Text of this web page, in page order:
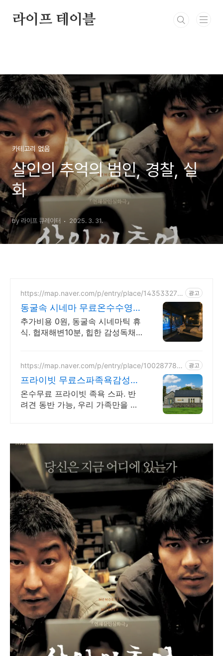
라이프 테이블
카테고리 없음
살인의 추억의 범인, 경찰, 실
화
by 라이프 큐레이터 2025. 3. 31.
https://map.naver.com/p/entry/place/143533273
광고
동굴속 시네마 무료온수수영장
독특하고 아늑한 나만의아지트
추가비용 0원, 동굴속 시네마틱 휴
식. 협재해변10분, 힙한 감성독채,
못할 태교여행&커플여행의 완성
https://map.naver.com/p/entry/place/100287782
광고
프라이빗 무료스파족욕감성숙
소 제주 돌담감성, 반려견 환영
온수무료 프라이빗 족욕 스파. 반
려견 동반 가능, 우리 가족만을 위